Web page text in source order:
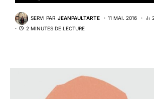
SERVI PAR JEANPAULTARTE 11 MAI. 2016
2 MINUTES DE LECTURE